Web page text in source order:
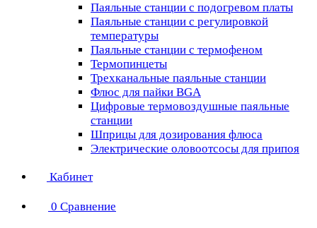
Паяльные станции с подогревом платы
Паяльные станции с регулировкой
температуры
Паяльные станции с термофеном
Термопинцеты
Трехканальные паяльные станции
Флюс для пайки BGA
Цифровые термовоздушные паяльные
станции
Шприцы для дозирования флюса
Электрические оловоотсосы для припоя
Кабинет
0 Сравнение